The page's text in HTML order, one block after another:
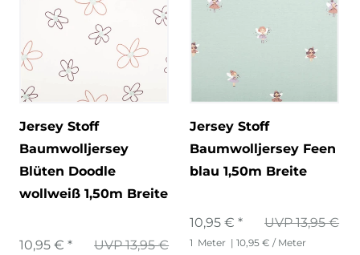
Jersey Stoff
Baumwolljersey
Blüten Doodle
wollweiß 1,50m Breite
UVP 13,95 €
10,95 € *
Jersey Stoff
Baumwolljersey Feen
blau 1,50m Breite
UVP 13,95 €
10,95 € *
1 Meter | 10,95 € / Meter